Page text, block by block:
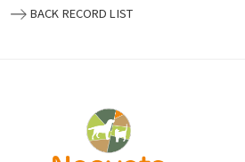
BACK RECORD LIST